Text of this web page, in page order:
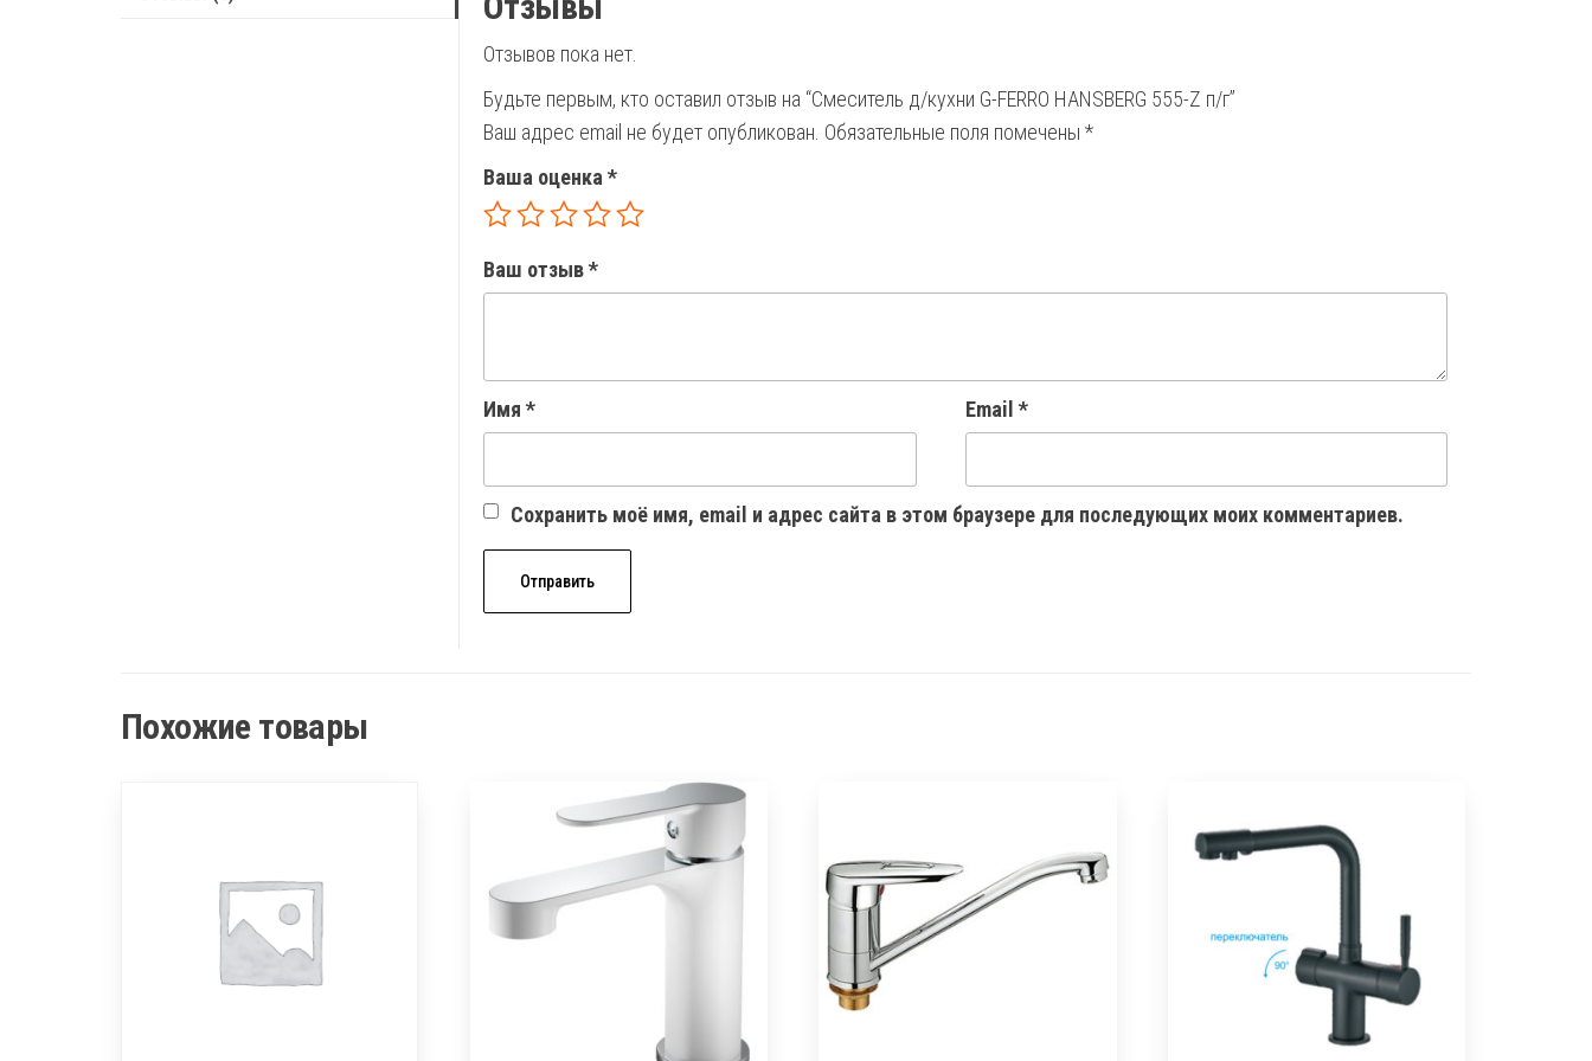
Отзывов пока нет.
Будьте первым, кто оставил отзыв на “Смеситель д/кухни G-FERRO HANSBERG 555-Z п/г”
Ваш адрес email не будет опубликован. Обязательные поля помечены *
Ваша оценка *
Ваш отзыв*
Имя * Email *
Сохранить моё имя, email и адрес сайта в этом браузере для последующих моих комментариев.
Похожие товары